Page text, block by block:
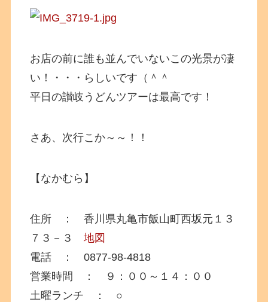
お店の前に誰も並んでいないこの光景が凄
い！・・・らしいです（＾＾
平日の讃岐うどんツアーは最高です！
さあ、次行こか～～！！
【なかむら】
住所 ： 香川県丸亀市飯山町西坂元１３
７３－３地図
電話 ： 0877-98-4818
営業時間 ： ９：００～１４：００
土曜ランチ ： ○